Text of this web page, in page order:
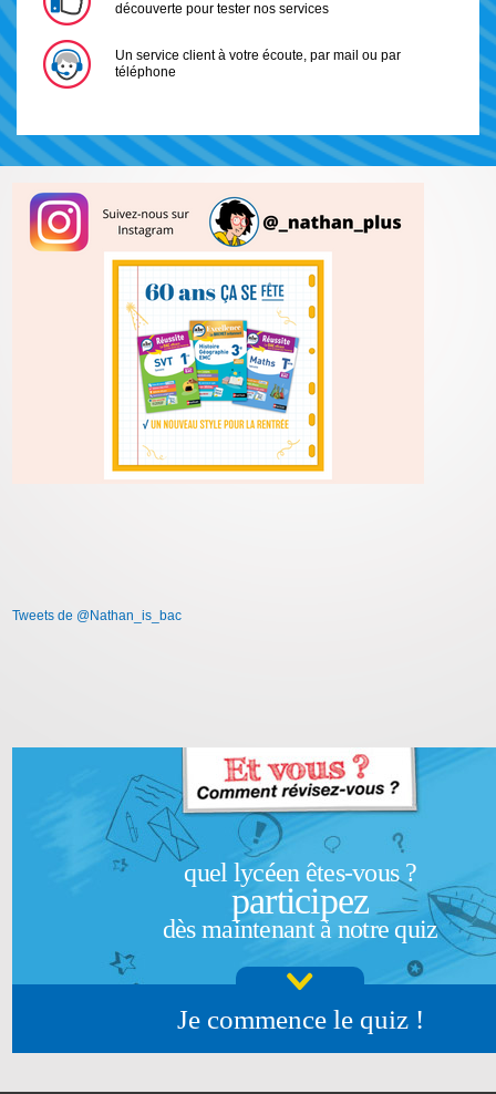
découverte pour tester nos services
Un service client à votre écoute, par mail ou par
téléphone
Tweets de @Nathan_is_bac
quel lycéen êtes-vous ?
participez
dès maintenant à notre quiz
Je commence le quiz !